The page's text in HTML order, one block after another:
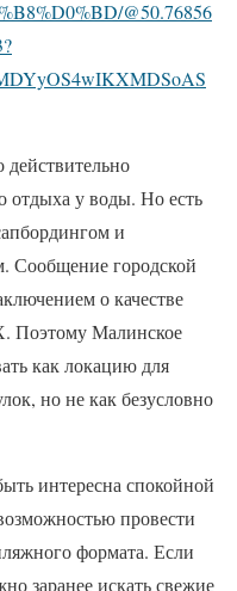
@50.76856
отдыха у воды. Но есть
и
Сообщение городской
о качестве
Поэтому Малинское
как локацию для
но не как безусловно
интересна спокойной
провести
формата. Если
заранее искать свежие